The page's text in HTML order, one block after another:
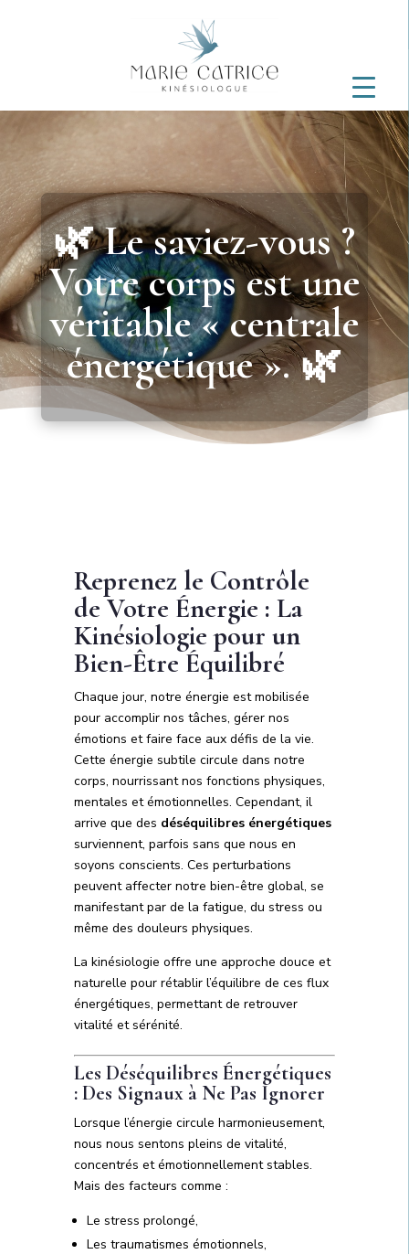
🌿 Le saviez-vous ?
Votre corps est une
véritable « centrale
énergétique ». 🌿
Reprenez le Contrôle
de Votre Énergie : La
Kinésiologie pour un
Bien-Être Équilibré
Chaque jour, notre énergie est mobilisée
pour accomplir nos tâches, gérer nos
émotions et faire face aux défis de la vie.
Cette énergie subtile circule dans notre
corps, nourrissant nos fonctions physiques,
mentales et émotionnelles. Cependant, il
arrive que des déséquilibres énergétiques
surviennent, parfois sans que nous en
soyons conscients. Ces perturbations
peuvent affecter notre bien-être global, se
manifestant par de la fatigue, du stress ou
même des douleurs physiques.
La kinésiologie offre une approche douce et
naturelle pour rétablir l’équilibre de ces flux
énergétiques, permettant de retrouver
vitalité et sérénité.
Les Déséquilibres Énergétiques
: Des Signaux à Ne Pas Ignorer
Lorsque l’énergie circule harmonieusement,
nous nous sentons pleins de vitalité,
concentrés et émotionnellement stables.
Mais des facteurs comme :
Le stress prolongé,
Les traumatismes émotionnels,